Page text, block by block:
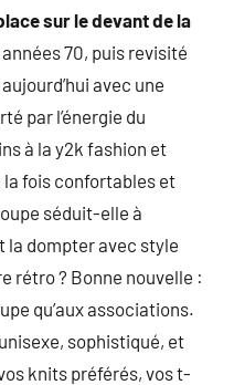
sur le devant de la
70, puis revisité
avec une
par l’énergie du
à la y2k fashion et
la fois confortables et
séduit-elle à
la dompter avec style
rétro ? Bonne nouvelle :
qu’aux associations.
sophistiqué, et
knits préférés, vos t-